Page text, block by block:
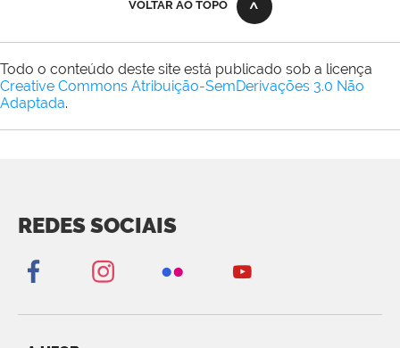
VOLTAR AO TOPO
Todo o conteúdo deste site está publicado sob a licença
Creative Commons Atribuição-SemDerivações 3.0 Não
Adaptada.
REDES SOCIAIS